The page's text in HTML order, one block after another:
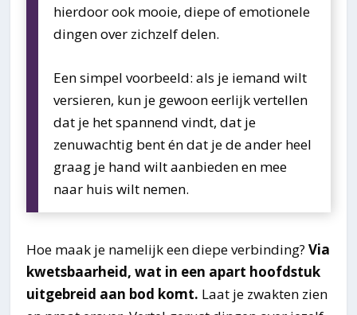
hierdoor ook mooie, diepe of emotionele
dingen over zichzelf delen.
Een simpel voorbeeld: als je iemand wilt
versieren, kun je gewoon eerlijk vertellen
dat je het spannend vindt, dat je
zenuwachtig bent én dat je de ander heel
graag je hand wilt aanbieden en mee
naar huis wilt nemen.
Hoe maak je namelijk een diepe verbinding?Via
kwetsbaarheid, wat in een apart hoofdstuk
uitgebreid aan bod komt. Laat je zwakten zien